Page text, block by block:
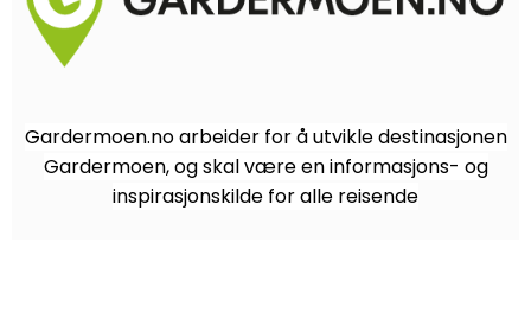
Gardermoen.no arbeider for å utvikle destinasjonen
Gardermoen, og skal være en informasjons- og
inspirasjonskilde for alle reisende